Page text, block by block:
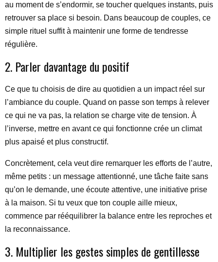
au moment de s’endormir, se toucher quelques instants, puis
retrouver sa place si besoin. Dans beaucoup de couples, ce
simple rituel suffit à maintenir une forme de tendresse
régulière.
2. Parler davantage du positif
Ce que tu choisis de dire au quotidien a un impact réel sur
l’ambiance du couple. Quand on passe son temps à relever
ce qui ne va pas, la relation se charge vite de tension. À
l’inverse, mettre en avant ce qui fonctionne crée un climat
plus apaisé et plus constructif.
Concrètement, cela veut dire remarquer les efforts de l’autre,
même petits : un message attentionné, une tâche faite sans
qu’on le demande, une écoute attentive, une initiative prise
à la maison. Si tu veux que ton couple aille mieux,
commence par rééquilibrer la balance entre les reproches et
la reconnaissance.
3. Multiplier les gestes simples de gentillesse